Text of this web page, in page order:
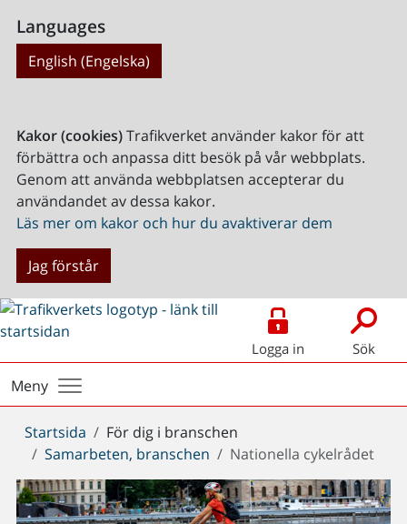
Languages
English (Engelska)
Kakor (cookies)Trafikverket använder kakor för att
förbättra och anpassa ditt besök på vår webbplats.
Genom att använda webbplatsen accepterar du
användandet av dessa kakor.
Läs mer om kakor och hur du avaktiverar dem
Jag förstår
Logga in Sök
Meny
Du
är
här:
Startsida
För dig i branschen
Samarbeten, branschen
Nationella cykelrådet